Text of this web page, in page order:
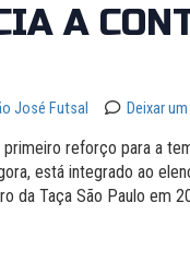
A
José Futsal Deixar
reforço para a
está integrado ao
da Taça São Paulo em